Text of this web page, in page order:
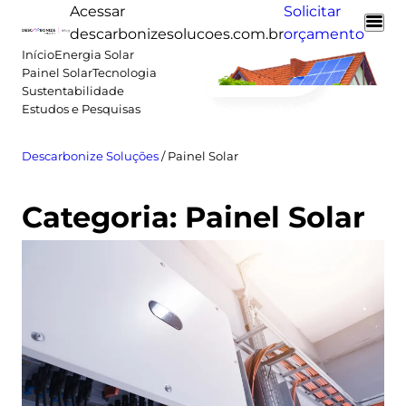
para
conteúdo
Acessar
descarbonizesolucoes.com.br
Solicitar
orçamento
InícioEnergia Solar
Painel SolarTecnologia
Sustentabilidade
Estudos e Pesquisas
Descarbonize Soluções/Painel Solar
Categoria: Painel Solar